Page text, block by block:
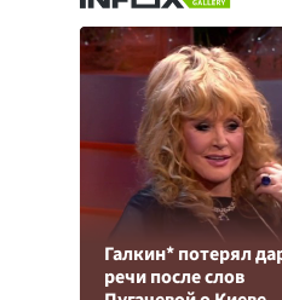
Галкин* потерял
речи после слов